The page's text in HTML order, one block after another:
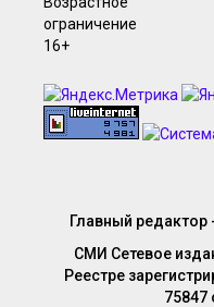
Главный
СМИ Сетевое
Реестре
75847